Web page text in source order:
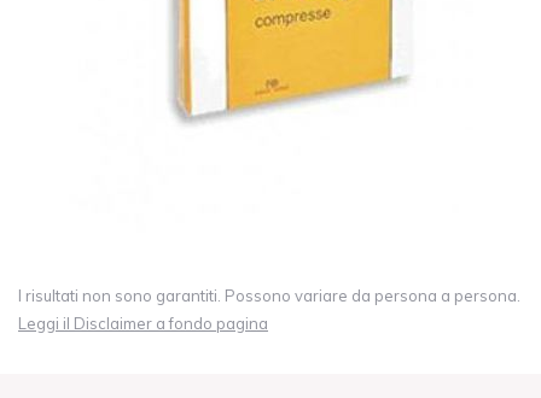
I risultati non sono garantiti. Possono variare da persona a persona.
Leggi il Disclaimer a fondo pagina